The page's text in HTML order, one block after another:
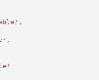
' ,
' ,
'